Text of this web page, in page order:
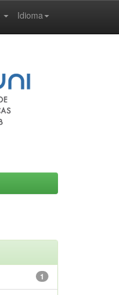
Idioma
1